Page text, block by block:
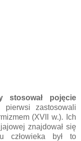
stosował pojęcie
zastosowali
(XVII w.). Ich
znajdował się
człowieka był to